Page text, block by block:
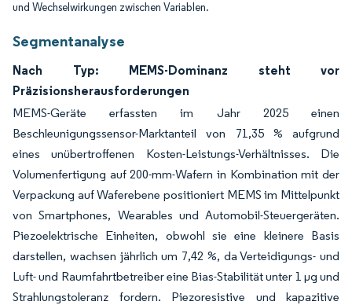
und Wechselwirkungen zwischen Variablen.
Segmentanalyse
Nach Typ: MEMS-Dominanz steht vor
Präzisionsherausforderungen
MEMS-Geräte erfassten im Jahr 2025 einen
Beschleunigungssensor-Marktanteil von 71,35 % aufgrund
eines unübertroffenen Kosten-Leistungs-Verhältnisses. Die
Volumenfertigung auf 200-mm-Wafern in Kombination mit der
Verpackung auf Waferebene positioniert MEMS im Mittelpunkt
von Smartphones, Wearables und Automobil-Steuergeräten.
Piezoelektrische Einheiten, obwohl sie eine kleinere Basis
darstellen, wachsen jährlich um 7,42 %, da Verteidigungs- und
Luft- und Raumfahrtbetreiber eine Bias-Stabilität unter 1 µg und
Strahlungstoleranz fordern. Piezoresistive und kapazitive